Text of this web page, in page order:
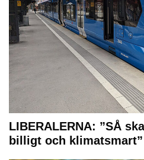
LIBERALERNA: ”SÅ
billigt och klimatsmart”